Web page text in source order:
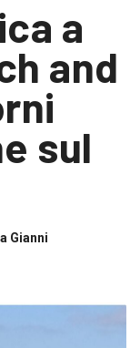
a
and
sul
Gianni